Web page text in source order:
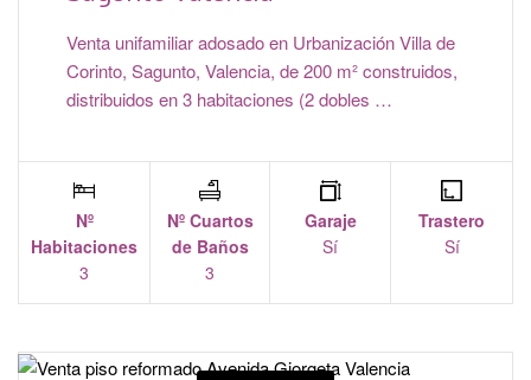
Venta unifamiliar adosado en Urbanización Villa de
Corinto, Sagunto, Valencia, de 200 m² construidos,
distribuidos en 3 habitaciones (2 dobles …
Nº
Habitaciones
3
Nº Cuartos
de Baños
3
Garaje
Sí
Trastero
Sí